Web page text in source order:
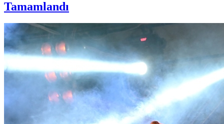
Tamamlandı